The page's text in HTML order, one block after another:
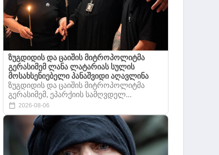
ზუგდიდის და ცაიშის მიტროპოლიტმა
გერასიმემ ლანა ლატარიას სულის
მოსახსენიებელი პანაშვიდი აღავლინა
ზუგდიდის და ცაიშის მიტროპოლიტმა
გერასიმემ, ეპარქიის სამღვდელ...
2026-08-06